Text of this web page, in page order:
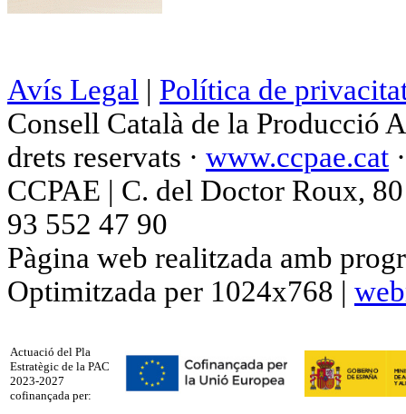
Avís Legal | Política de
Consell Català de la Producció
drets reservats · www.ccpae.cat
CCPAE | C. del Doctor Roux,
93 552 47 90
Pàgina web realitzada amb
Optimitzada per 1024x768 |
Actuació del Pla
Estratègic de la PAC
2023-2027
cofinançada per: